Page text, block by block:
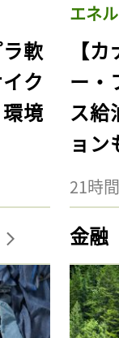
軟
ク
境
エネ
【
ー・
ス給
ョン
21時
金融